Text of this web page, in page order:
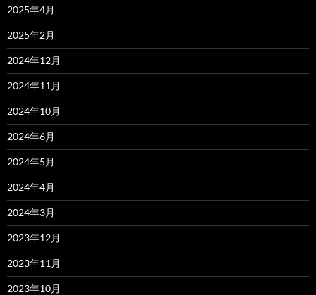
2025年4月
2025年2月
2024年12月
2024年11月
2024年10月
2024年6月
2024年5月
2024年4月
2024年3月
2023年12月
2023年11月
2023年10月